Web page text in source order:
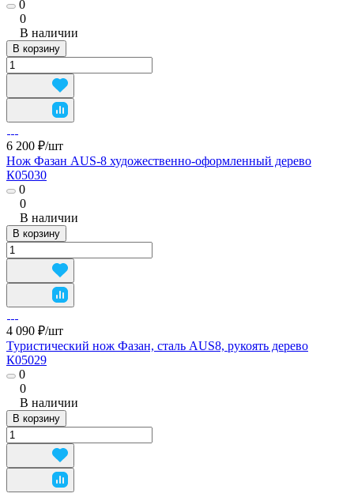
0
0
В наличии
В корзину
6 200 ₽/шт
Нож Фазан AUS-8 художественно-оформленный дерево
К05030
0
0
В наличии
В корзину
4 090 ₽/шт
Туристический нож Фазан, сталь AUS8, рукоять дерево
К05029
0
0
В наличии
В корзину